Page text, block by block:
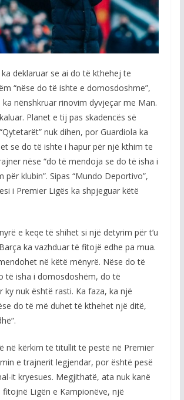
ka deklaruar se ai do të kthehej te
“nëse do të ishte e domosdoshme”,
ka nënshkruar rinovim dyvjeçar me Man.
Planet e tij pas skadencës së
nuk dihen, por Guardiola ka
se do të ishte i hapur për një kthim te
nëse “do të mendoja se do të isha i
për klubin”. Sipas “Mundo Deportivo”,
i Premier Ligës ka shpjeguar këtë
e keqe të shihet si një detyrim për t’u
ka vazhduar të fitojë edhe pa mua.
në këtë mënyrë. Nëse do të
të isha i domosdoshëm, do të
ky nuk është rasti. Ka faza, ka një
do të më duhet të kthehet një ditë,
në kërkim të titullit të pestë në Premier
e trajnerit legjendar, por është pesë
it kryesues. Megjithatë, ata nuk kanë
Ligën e Kampionëve, një